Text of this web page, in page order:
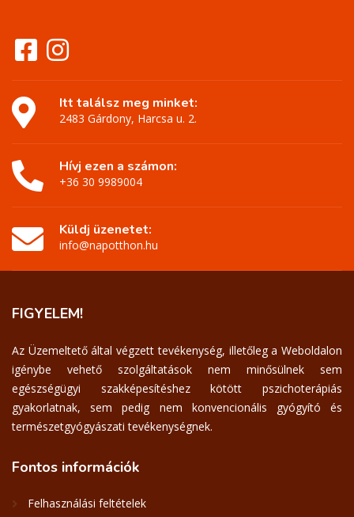
Itt találsz meg minket:
2483 Gárdony, Harcsa u. 2.
Hívj ezen a számon:
+36 30 9989004
Küldj üzenetet:
info@napotthon.hu
FIGYELEM!
Az Üzemeltető által végzett tevékenység, illetőleg a Weboldalon
igénybe vehető szolgáltatások nem minősülnek sem
egészségügyi szakképesítéshez kötött pszichoterápiás
gyakorlatnak, sem pedig nem konvencionális gyógyító és
természetgyógyászati tevékenységnek.
Fontos információk
Felhasználási feltételek